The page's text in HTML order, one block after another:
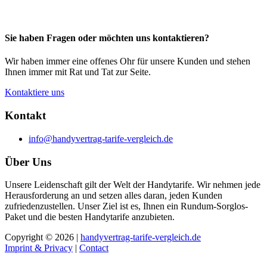
Sie haben Fragen oder möchten uns kontaktieren?
Wir haben immer eine offenes Ohr für unsere Kunden und stehen
Ihnen immer mit Rat und Tat zur Seite.
Kontaktiere uns
Kontakt
info@handyvertrag-tarife-vergleich.de
Über Uns
Unsere Leidenschaft gilt der Welt der Handytarife. Wir nehmen jede
Herausforderung an und setzen alles daran, jeden Kunden
zufriedenzustellen. Unser Ziel ist es, Ihnen ein Rundum-Sorglos-
Paket und die besten Handytarife anzubieten.
Copyright © 2026 | handyvertrag-tarife-vergleich.de
Imprint & Privacy | Contact